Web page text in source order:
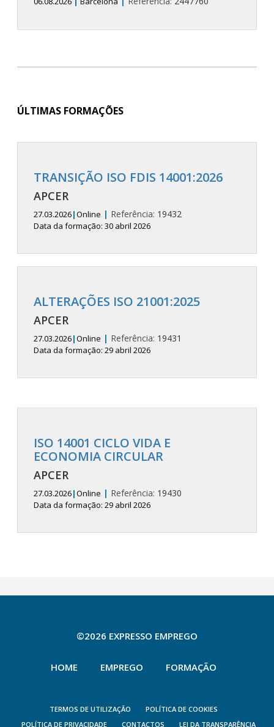
ÚLTIMAS FORMAÇÕES
TRANSIÇÃO ISO FDIS 14001:2026
APCER
27.03.2026|Online | Referência: 19432
Data da formação: 30 abril 2026
ALTERAÇÕES ISO 21001:2025
APCER
27.03.2026|Online | Referência: 19431
Data da formação: 29 abril 2026
ISO 14001 CICLO VIDA E
ECONOMIA CIRCULAR
APCER
27.03.2026|Online | Referência: 19430
Data da formação: 29 abril 2026
©2026 EXPRESSO EMPREGO
HOME EMPREGO FORMAÇÃO
TERMOS DE UTILIZAÇÃO
POLÍTICA DE COOKIES
POLÍTICA DE PRIVACIDADE
CONTACTOS LEI DA TRANSPARÊNCIA